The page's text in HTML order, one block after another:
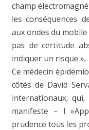
champ
les conséquences
aux ondes du
pas de certitude
indiquer un risque
Ce médecin
côtés de David
internationaux,
manifeste – l
prudence tous les